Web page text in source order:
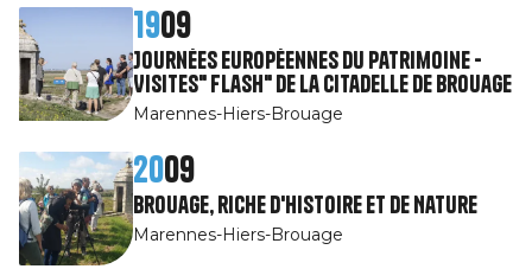
1909
Journées Européennes du Patrimoine -
Visites" Flash" de la citadelle de Brouage
Marennes-Hiers-Brouage
2009
Brouage, riche d'Histoire et de Nature
Marennes-Hiers-Brouage